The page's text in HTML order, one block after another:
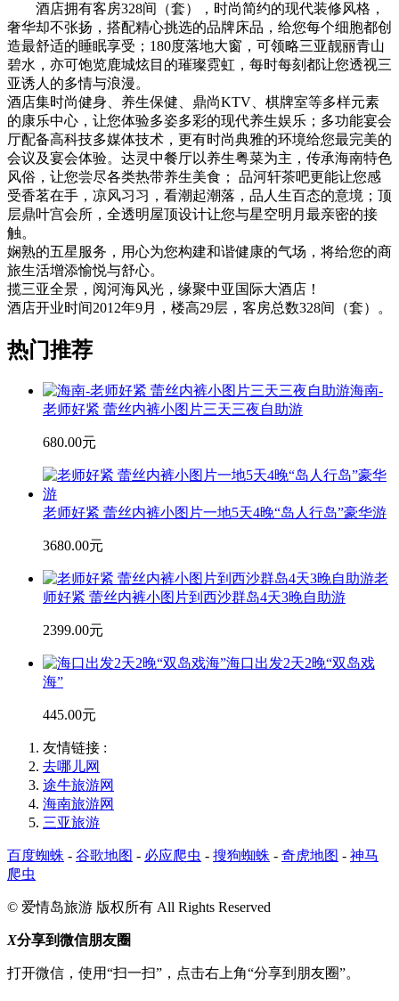
酒店拥有客房328间（套），时尚简约的现代装修风格，
奢华却不张扬，搭配精心挑选的品牌床品，给您每个细胞都创
造最舒适的睡眠享受；180度落地大窗，可领略三亚靓丽青山
碧水，亦可饱览鹿城炫目的璀璨霓虹，每时每刻都让您透视三
亚诱人的多情与浪漫。
酒店集时尚健身、养生保健、鼎尚KTV、棋牌室等多样元素
的康乐中心，让您体验多姿多彩的现代养生娱乐；多功能宴会
厅配备高科技多媒体技术，更有时尚典雅的环境给您最完美的
会议及宴会体验。达灵中餐厅以养生粤菜为主，传承海南特色
风俗，让您尝尽各类热带养生美食； 品河轩茶吧更能让您感
受香茗在手，凉风习习，看潮起潮落，品人生百态的意境；顶
层鼎叶宫会所，全透明屋顶设计让您与星空明月最亲密的接
触。
娴熟的五星服务，用心为您构建和谐健康的气场，将给您的商
旅生活增添愉悦与舒心。
揽三亚全景，阅河海风光，缘聚中亚国际大酒店！
酒店开业时间2012年9月，楼高29层，客房总数328间（套）。
热门推荐
海南-
老师好紧 蕾丝内裤小图片三天三夜自助游
680.00元
老师好紧 蕾丝内裤小图片一地5天4晚“岛人行岛”豪华游
3680.00元
老
师好紧 蕾丝内裤小图片到西沙群岛4天3晚自助游
2399.00元
海口出发2天2晚“双岛戏
海”
445.00元
友情链接 :
去哪儿网
途牛旅游网
海南旅游网
三亚旅游
百度蜘蛛 - 谷歌地图 - 必应爬虫 - 搜狗蜘蛛 - 奇虎地图 - 神马
爬虫
© 爱情岛旅游 版权所有 All Rights Reserved
X分享到微信朋友圈
打开微信，使用“扫一扫”，点击右上角“分享到朋友圈”。